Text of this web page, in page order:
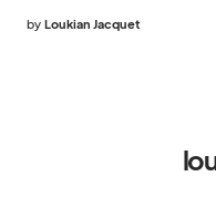
by Loukian Jacquet